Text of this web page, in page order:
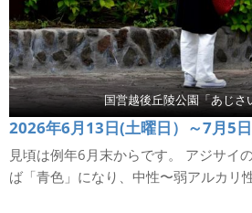
国営越後丘陵公園「あじさ
2026年6月13日(土曜日）～7月5日
見頃は例年6月末からです。 アジサイ
ば「青色」になり、中性〜弱アルカリ